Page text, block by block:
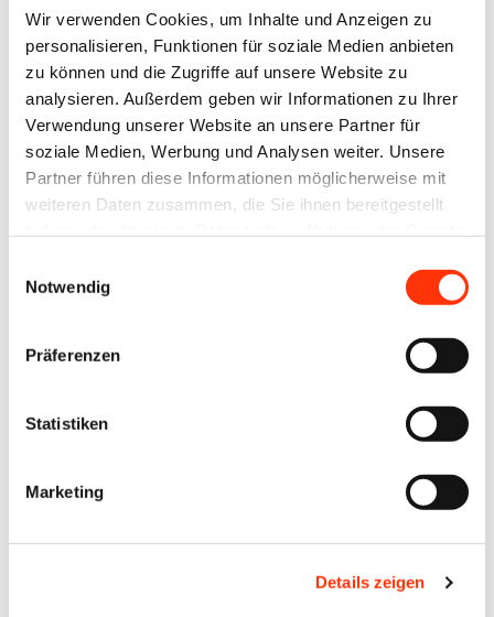
Wir verwenden Cookies, um Inhalte und Anzeigen zu
personalisieren, Funktionen für soziale Medien anbieten
zu können und die Zugriffe auf unsere Website zu
analysieren. Außerdem geben wir Informationen zu Ihrer
Verwendung unserer Website an unsere Partner für
soziale Medien, Werbung und Analysen weiter. Unsere
Partner führen diese Informationen möglicherweise mit
weiteren Daten zusammen, die Sie ihnen bereitgestellt
Notwendig
Präferenzen
Statistiken
Marketing
Details zeigen
Spezifisch für den Verpackungsdruck
entwickelt
Der neue CO₂-Rechner ist speziell auf die komplexen
Anforderungen im Faltschachteldruck
zugeschnitten. Die Hersteller benötigen in diesem
Segment eine etwas anders aufgebaute Kalkulation
ihrer Produkte. Zentrale Bestandteile sind hier
Akzidenzbereich etwas anders gelagert sind. Der
ermöglicht die präzise Berechnung des sogenannten
Rohmaterialien über Farben, Energieverbrauch und
Der CO₂-Rechner für den Verpackungsdruck bietet
einen erheblichen Mehrwert für Umwelt, Kunden und
Unternehmen. Julia Rohmann, Referentin für Umwelt